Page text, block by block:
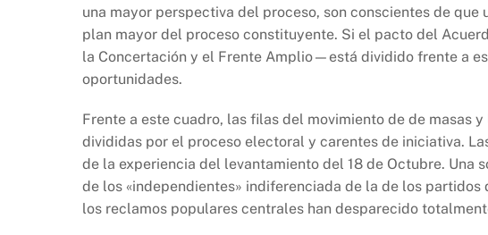
una mayor perspectiva del proceso, son conscientes de
plan mayor del proceso constituyente. Si el pacto del
la Concertación y el Frente Amplio—está dividido frente a
oportunidades.
Frente a este cuadro, las filas del movimiento de de masas
divididas por el proceso electoral y carentes de iniciativa.
de la experiencia del levantamiento del 18 de Octubre. Una
de los «independientes» indiferenciada de la de los
los reclamos populares centrales han desparecido